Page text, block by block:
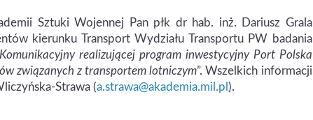
Sztuki Wojennej Pan płk dr hab. inż. Dariusz Grala
kierunku Transport Wydziału Transportu PW badania
realizującej program inwestycyjny Port Polska
związanych z transportem lotniczym”. Wszelkich informacji
Strawa (a.strawa@akademia.mil.pl ).